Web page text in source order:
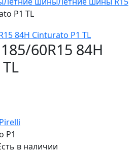
P1 TL
60R15 84H
Pirelli
P1
в наличии